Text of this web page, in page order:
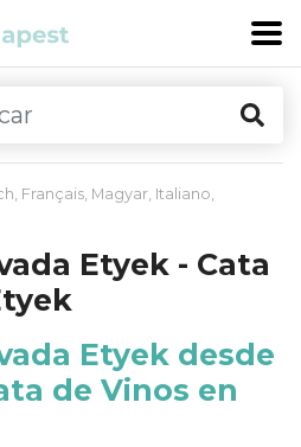
, Français, Magyar, Italiano,
Etyek - Cata
Etyek desde
de Vinos en